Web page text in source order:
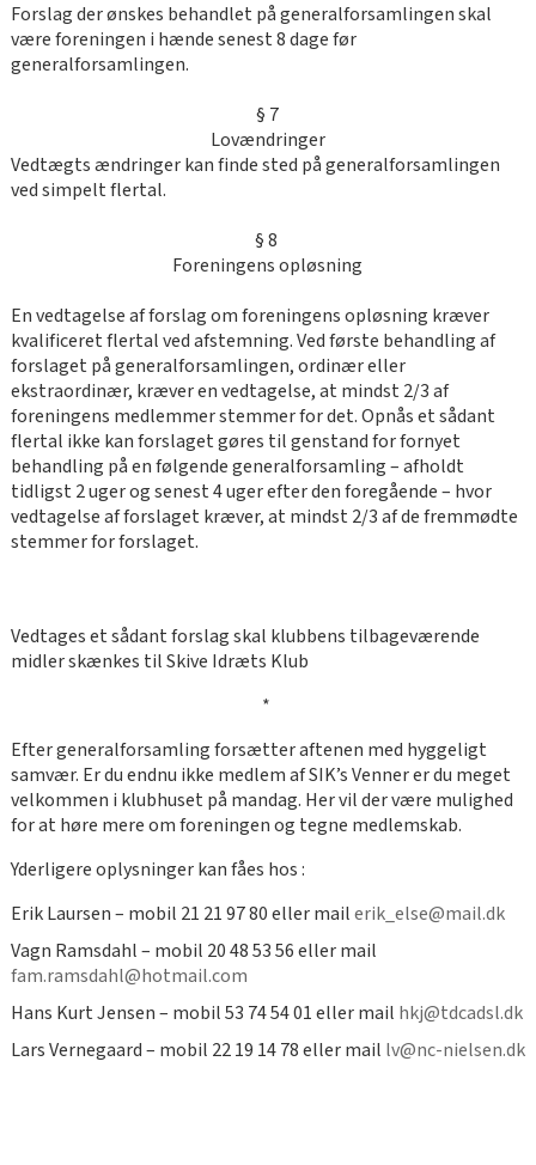
Forslag der ønskes behandlet på generalforsamlingen skal
være foreningen i hænde senest 8 dage før
generalforsamlingen.
§ 7
Lovændringer
Vedtægts ændringer kan finde sted på generalforsamlingen
ved simpelt flertal.
§ 8
Foreningens opløsning
En vedtagelse af forslag om foreningens opløsning kræver
kvalificeret flertal ved afstemning. Ved første behandling af
forslaget på generalforsamlingen, ordinær eller
ekstraordinær, kræver en vedtagelse, at mindst 2/3 af
foreningens medlemmer stemmer for det. Opnås et sådant
flertal ikke kan forslaget gøres til genstand for fornyet
behandling på en følgende generalforsamling – afholdt
tidligst 2 uger og senest 4 uger efter den foregående – hvor
vedtagelse af forslaget kræver, at mindst 2/3 af de fremmødte
stemmer for forslaget.
Vedtages et sådant forslag skal klubbens tilbageværende
midler skænkes til Skive Idræts Klub
*
Efter generalforsamling forsætter aftenen med hyggeligt
samvær. Er du endnu ikke medlem af SIK’s Venner er du meget
velkommen i klubhuset på mandag. Her vil der være mulighed
for at høre mere om foreningen og tegne medlemskab.
Yderligere oplysninger kan fåes hos :
Erik Laursen – mobil 21 21 97 80 eller mailerik_else@mail.dk
Vagn Ramsdahl – mobil 20 48 53 56 eller mail
fam.ramsdahl@hotmail.com
Hans Kurt Jensen – mobil 53 74 54 01 eller mail hkj@tdcadsl.dk
Lars Vernegaard – mobil 22 19 14 78 eller mail lv@nc-nielsen.dk